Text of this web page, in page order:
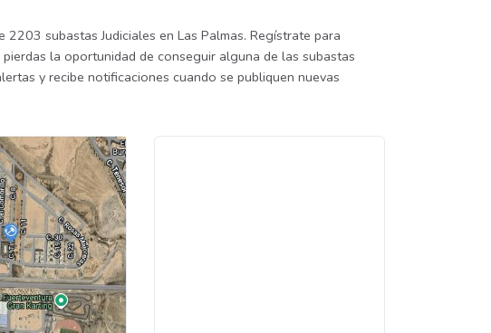
2203 subastas Judiciales en Las Palmas. Regístrate para
la oportunidad de conseguir alguna de las subastas
y recibe notificaciones cuando se publiquen nuevas